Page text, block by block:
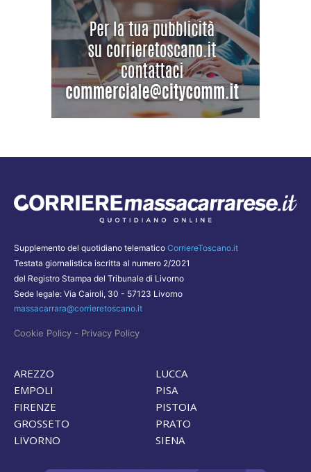
Supplemento del quotidiano telematico CorriereToscano.it
Testata giornalistica iscritta al numero 2/2021
del Registro Stampa del Tribunale di Livorno
Sede legale: Via Cairoli, 30 - 57123 Livorno
massacarrara@corrieretoscano.it
Cookie Policy - Privacy Policy
AREZZO
EMPOLI
FIRENZE
GROSSETO
LIVORNO
LUCCA
PISA
PISTOIA
PRATO
SIENA